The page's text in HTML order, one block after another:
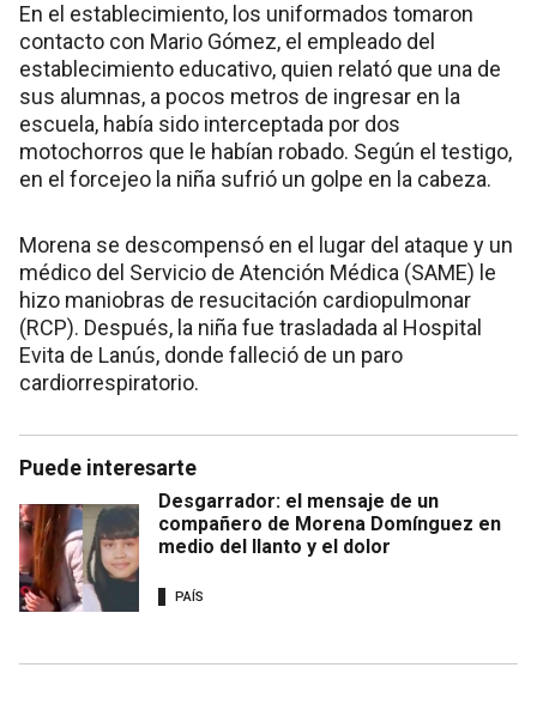
En el establecimiento, los uniformados tomaron
contacto con Mario Gómez, el empleado del
establecimiento educativo, quien relató que una de
sus alumnas, a pocos metros de ingresar en la
escuela, había sido interceptada por dos
motochorros que le habían robado. Según el testigo,
en el forcejeo la niña sufrió un golpe en la cabeza.
Morena se descompensó en el lugar del ataque y un
médico del Servicio de Atención Médica (SAME) le
hizo maniobras de resucitación cardiopulmonar
(RCP). Después, la niña fue trasladada al Hospital
Evita de Lanús, donde falleció de un paro
cardiorrespiratorio.
Puede interesarte
Desgarrador: el mensaje de un
compañero de Morena Domínguez en
medio del llanto y el dolor
PAÍS